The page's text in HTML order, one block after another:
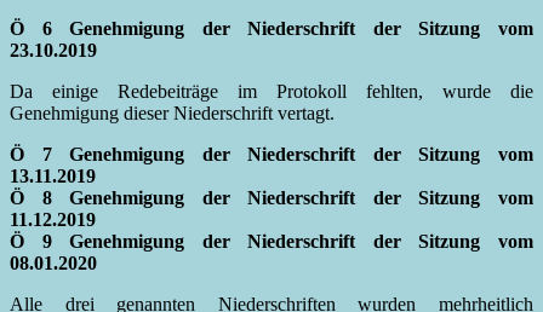
Ö 6 Genehmigung der Niederschrift der Sitzung vom
23.10.2019
Da einige Redebeiträge im Protokoll fehlten, wurde die
Genehmigung dieser Niederschrift vertagt.
Ö 7 Genehmigung der Niederschrift der Sitzung vom
13.11.2019
Ö 8 Genehmigung der Niederschrift der Sitzung vom
11.12.2019
Ö 9 Genehmigung der Niederschrift der Sitzung vom
08.01.2020
Alle drei genannten Niederschriften wurden mehrheitlich